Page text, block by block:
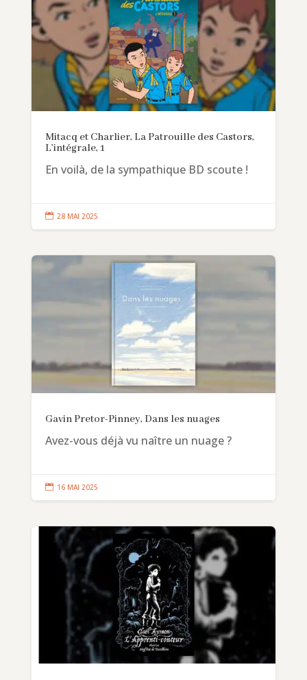
Mitacq et Charlier, La Patrouille des Castors,
L’intégrale, 1
En voilà, de la sympathique BD scoute !
 28 MAI 2025
Gavin Pretor-Pinney, Dans les nuages
Avez-vous déjà vu naître un nuage ?
 16 MAI 2025